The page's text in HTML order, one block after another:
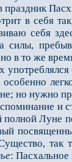
в себя
себя
силы,
в то же
особенно
но нужно
и
Луне
так
: Пасхальное